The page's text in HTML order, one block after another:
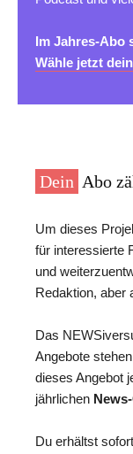
Im Jahres-Abo
Wähle jetzt
Dein Abo
Um dieses
für interessierte
und
Redaktion, aber
Das
Angebote
dieses Angebot
jährlichen
Du erhältst